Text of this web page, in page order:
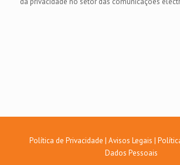
Política de Privacidade | Avisos Legais |
Dados Pessoais